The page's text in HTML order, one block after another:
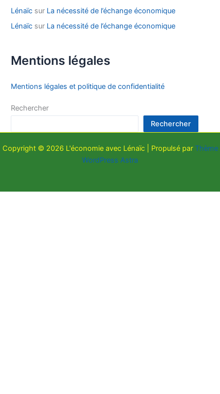
Lénaïc sur La nécessité de l’échange économique
Lénaïc sur La nécessité de l’échange économique
Mentions légales
Mentions légales et politique de confidentialité
Rechercher
Rechercher
Copyright © 2026 L'économie avec Lénaïc | Propulsé par Thème
WordPress Astra